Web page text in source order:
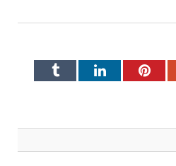
Pinterest
LinkedIn
Tumblr